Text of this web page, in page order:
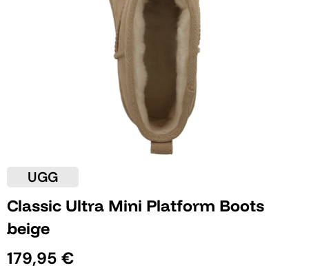
UGG
Classic Ultra Mini Platform Boots
beige
179,95 €